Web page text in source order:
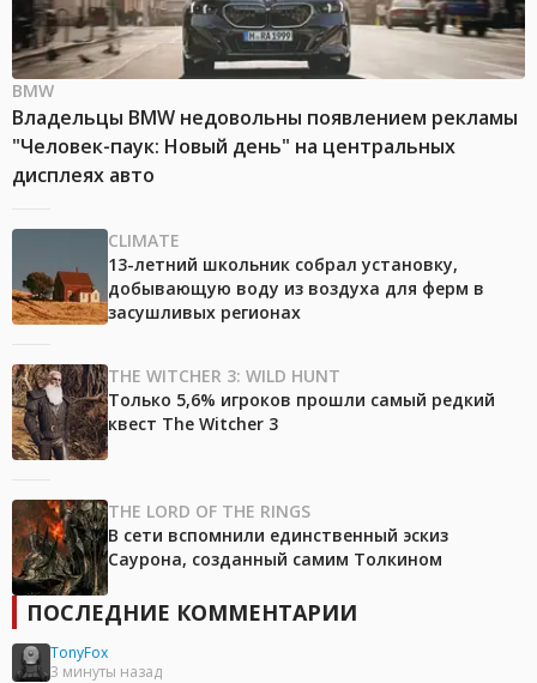
BMW
Владельцы BMW недовольны появлением рекламы
"Человек-паук: Новый день" на центральных
дисплеях авто
CLIMATE
13-летний школьник собрал установку,
добывающую воду из воздуха для ферм в
засушливых регионах
THE WITCHER 3: WILD HUNT
Только 5,6% игроков прошли самый редкий
квест The Witcher 3
THE LORD OF THE RINGS
В сети вспомнили единственный эскиз
Саурона, созданный самим Толкином
ПОСЛЕДНИЕ КОММЕНТАРИИ
TonyFox
3 минуты назад